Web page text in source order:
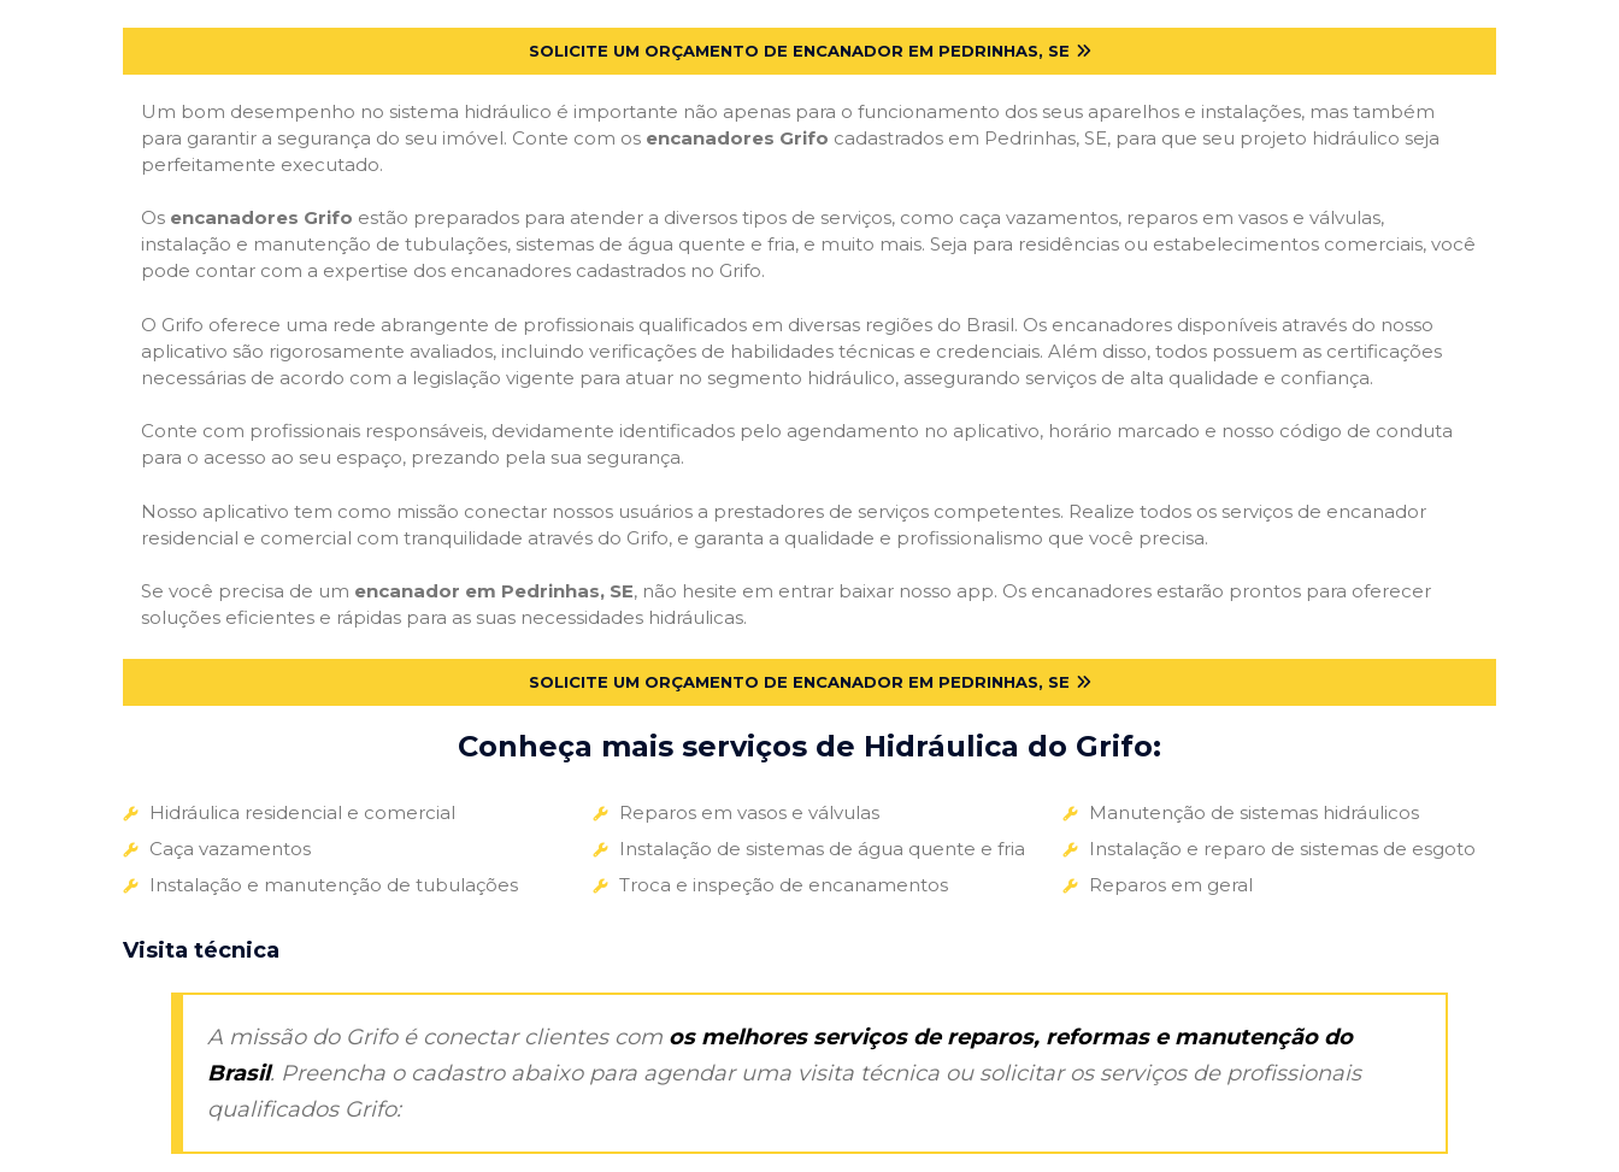
SOLICITE UM ORÇAMENTO DE ENCANADOR EM PEDRINHAS, SE
Um bom desempenho no sistema hidráulico é importante não apenas para o funcionamento dos seus aparelhos e instalações, mas também
para garantir a segurança do seu imóvel. Conte com os encanadores Grifo cadastrados em Pedrinhas, SE, para que seu projeto hidráulico seja
perfeitamente executado.
Os encanadores Grifo estão preparados para atender a diversos tipos de serviços, como caça vazamentos, reparos em vasos e válvulas,
instalação e manutenção de tubulações, sistemas de água quente e fria, e muito mais. Seja para residências ou estabelecimentos comerciais, você
pode contar com a expertise dos encanadores cadastrados no Grifo.
O Grifo oferece uma rede abrangente de profissionais qualificados em diversas regiões do Brasil. Os encanadores disponíveis através do nosso
aplicativo são rigorosamente avaliados, incluindo verificações de habilidades técnicas e credenciais. Além disso, todos possuem as certificações
necessárias de acordo com a legislação vigente para atuar no segmento hidráulico, assegurando serviços de alta qualidade e confiança.
Conte com profissionais responsáveis, devidamente identificados pelo agendamento no aplicativo, horário marcado e nosso código de conduta
para o acesso ao seu espaço, prezando pela sua segurança.
Nosso aplicativo tem como missão conectar nossos usuários a prestadores de serviços competentes. Realize todos os serviços de encanador
residencial e comercial com tranquilidade através do Grifo, e garanta a qualidade e profissionalismo que você precisa.
Se você precisa de um encanador em Pedrinhas, SE, não hesite em entrar baixar nosso app. Os encanadores estarão prontos para oferecer
soluções eficientes e rápidas para as suas necessidades hidráulicas.
SOLICITE UM ORÇAMENTO DE ENCANADOR EM PEDRINHAS, SE
Conheça mais serviços de Hidráulica do Grifo:
Hidráulica residencial e comercial
Caça vazamentos
Instalação e manutenção de tubulações
Reparos em vasos e válvulas
Instalação de sistemas de água quente e fria
Troca e inspeção de encanamentos
Manutenção de sistemas hidráulicos
Instalação e reparo de sistemas de esgoto
Reparos em geral
Visita técnica
A missão do Grifo é conectar clientes com os melhores serviços de reparos, reformas e manutenção do
Brasil. Preencha o cadastro abaixo para agendar uma visita técnica ou solicitar os serviços de profissionais
qualificados Grifo: